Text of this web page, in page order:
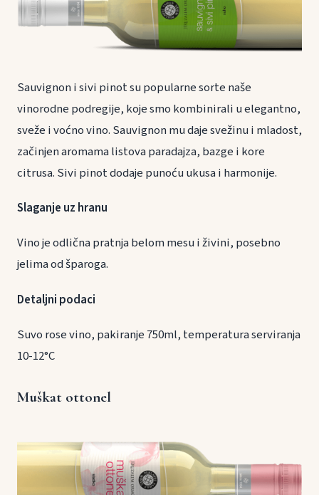
Sauvignon i sivi pinot su popularne sorte naše
vinorodne podregije, koje smo kombinirali u elegantno,
sveže i voćno vino. Sauvignon mu daje svežinu i mladost,
začinjen aromama listova paradajza, bazge i kore
citrusa. Sivi pinot dodaje punoću ukusa i harmonije.
Slaganje uz hranu
Vino je odlična pratnja belom mesu i živini, posebno
jelima od šparoga.
Detaljni podaci
Suvo rose vino, pakiranje 750ml, temperatura serviranja
10-12°C
Muškat ottonel